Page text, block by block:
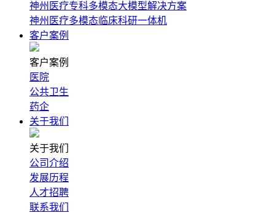
神州医疗专科多模态大模型解决方案
神州医疗多模态临床科研一体机
客户案例
客户案例
医院
公共卫生
药企
关于我们
关于我们
公司介绍
发展历程
人才招聘
联系我们